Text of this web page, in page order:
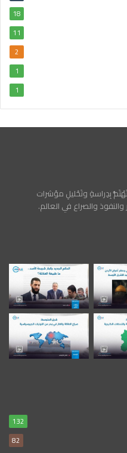
18
11
2
1
1
بِدِراسةِ وتَحْليلِ مؤشرات
والنفوذ والصراع في العالم.
132
82